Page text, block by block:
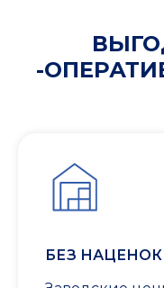
-
БЕЗ НАЦЕНОК